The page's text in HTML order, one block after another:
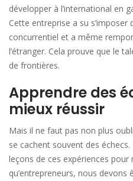
développer à l’international en
Cette entreprise a su s’imposer
concurrentiel et a même
l’étranger. Cela prouve que le
de frontières.
Apprendre des
mieux réussir
Mais il ne faut pas non plus
se cachent souvent des
leçons de ces expériences pour
qu’entrepreneurs, nous